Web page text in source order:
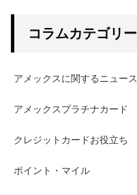
コラムカテゴリー
アメックスに関するニュース
アメックスプラチナカード
クレジットカードお役立ち
ポイント・マイル